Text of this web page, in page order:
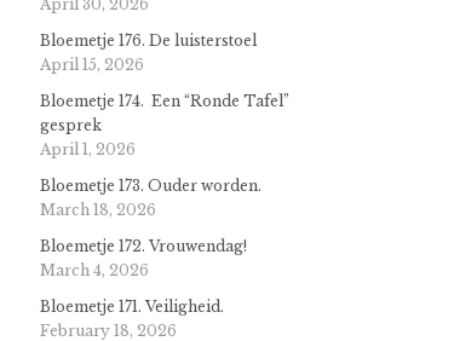
April 30, 2026
Bloemetje 176. De luisterstoel
April 15, 2026
Bloemetje 174. Een “Ronde Tafel”
gesprek
April 1, 2026
Bloemetje 173. Ouder worden.
March 18, 2026
Bloemetje 172. Vrouwendag!
March 4, 2026
Bloemetje 171. Veiligheid.
February 18, 2026